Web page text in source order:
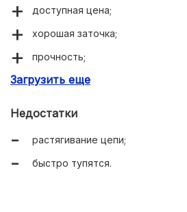
доступная цена;
хорошая заточка;
прочность;
отсутствие вибрации.
Загрузить еще
Недостатки
растягивание цепи;
быстро тупятся.